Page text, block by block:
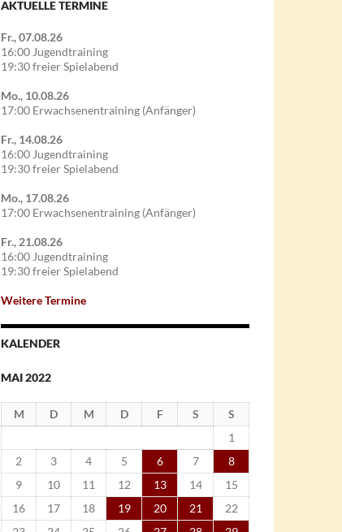
AKTUELLE TERMINE
Fr., 07.08.26
16:00 Jugendtraining
19:30 freier Spielabend
Mo., 10.08.26
17:00 Erwachsenentraining (Anfänger)
Fr., 14.08.26
16:00 Jugendtraining
19:30 freier Spielabend
Mo., 17.08.26
17:00 Erwachsenentraining (Anfänger)
Fr., 21.08.26
16:00 Jugendtraining
19:30 freier Spielabend
Weitere Termine
KALENDER
MAI 2022
M D M D F S
S
1
2
3 4 5 6 7
8
9
10 11 12 13 14
15
16
17 18 19 20 21
22